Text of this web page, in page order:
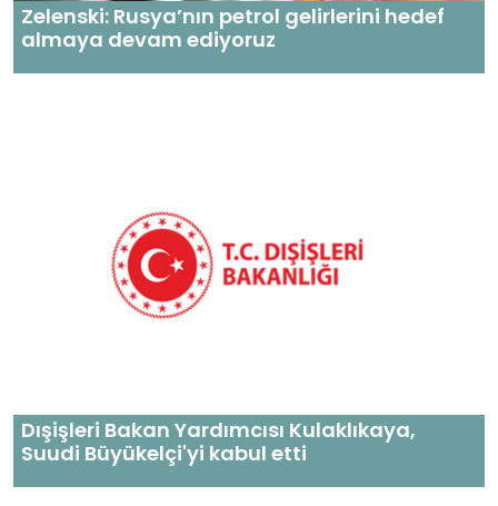
Zelenski: Rusya’nın petrol gelirlerini hedef
almaya devam ediyoruz
Dışişleri Bakan Yardımcısı Kulaklıkaya,
Suudi Büyükelçi'yi kabul etti